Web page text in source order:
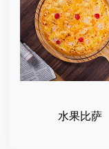
水果比萨